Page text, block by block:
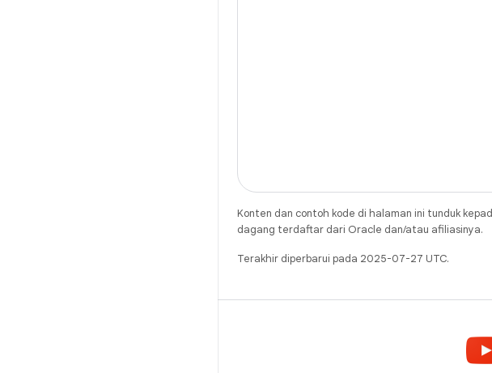
Konten dan contoh kode di halaman ini tunduk
dagang terdaftar dari Oracle dan/atau afiliasinya.
Terakhir diperbarui pada 2025-07-27 UTC.